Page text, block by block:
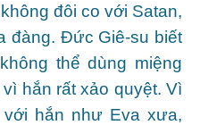
đôi co với Satan,
đàng. Đức Giê-su biết
thể dùng miệng
hắn rất xảo quyệt. Vì
hắn như Eva xưa,